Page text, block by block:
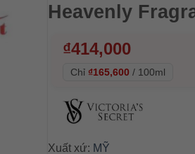
Heavenly
₫414,000
Chỉ ₫165,600 / 100ml
Xuất xứ: MỸ